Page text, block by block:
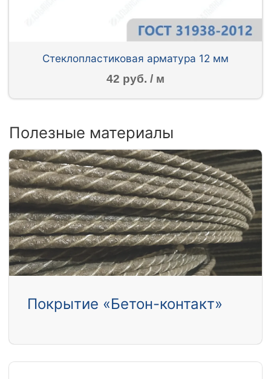
Стеклопластиковая арматура 12 мм
42 руб. / м
Полезные материалы
Покрытие «Бетон-контакт»